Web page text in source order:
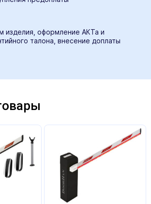
изделия, оформление АКТа и
талона, внесение доплаты